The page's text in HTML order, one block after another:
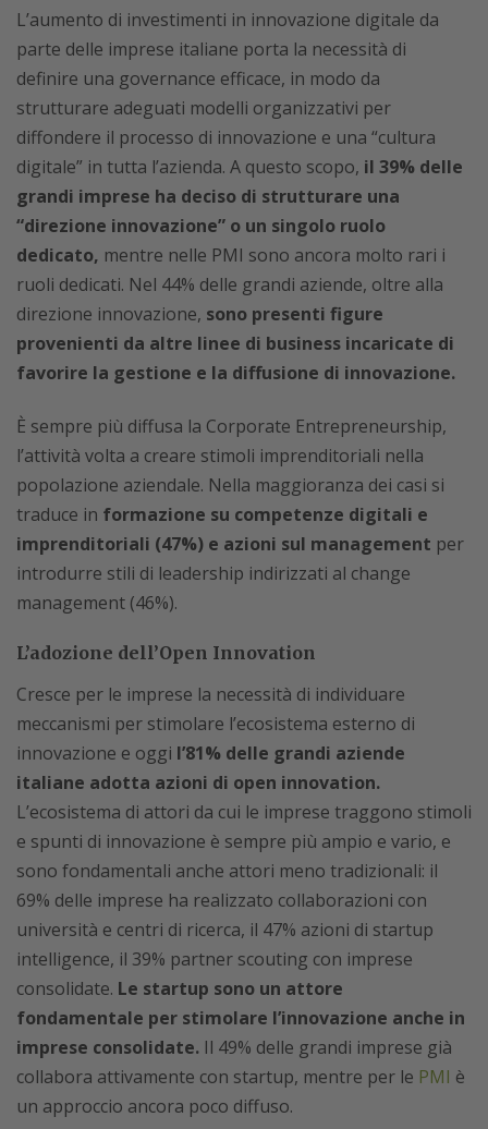
L’aumento di investimenti in innovazione digitale da
parte delle imprese italiane porta la necessità di
definire una governance efficace, in modo da
strutturare adeguati modelli organizzativi per
diffondere il processo di innovazione e una “cultura
digitale” in tutta l’azienda. A questo scopo, il 39% delle
grandi imprese ha deciso di strutturare una
“direzione innovazione” o un singolo ruolo
dedicato, mentre nelle PMI sono ancora molto rari i
ruoli dedicati. Nel 44% delle grandi aziende, oltre alla
direzione innovazione, sono presenti figure
provenienti da altre linee di business incaricate di
favorire la gestione e la diffusione di innovazione.
È sempre più diffusa la Corporate Entrepreneurship,
l’attività volta a creare stimoli imprenditoriali nella
popolazione aziendale. Nella maggioranza dei casi si
traduce in formazione su competenze digitali e
imprenditoriali (47%) e azioni sul management per
introdurre stili di leadership indirizzati al change
management (46%).
L’adozione dell’Open Innovation
Cresce per le imprese la necessità di individuare
meccanismi per stimolare l’ecosistema esterno di
innovazione e oggi l’81% delle grandi aziende
italiane adotta azioni di open innovation.
L’ecosistema di attori da cui le imprese traggono stimoli
e spunti di innovazione è sempre più ampio e vario, e
sono fondamentali anche attori meno tradizionali: il
69% delle imprese ha realizzato collaborazioni con
università e centri di ricerca, il 47% azioni di startup
intelligence, il 39% partner scouting con imprese
consolidate. Le startup sono un attore
fondamentale per stimolare l’innovazione anche in
imprese consolidate. Il 49% delle grandi imprese già
collabora attivamente con startup, mentre per le PMI è
un approccio ancora poco diffuso.